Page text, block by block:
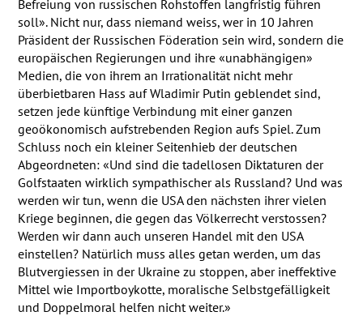
Befreiung von russischen Rohstoffen langfristig führen
soll». Nicht nur, dass niemand weiss, wer in 10 Jahren
Präsident der Russischen Föderation sein wird, sondern die
europäischen Regierungen und ihre «unabhängigen»
Medien, die von ihrem an Irrationalität nicht mehr
überbietbaren Hass auf Wladimir Putin geblendet sind,
setzen jede künftige Verbindung mit einer ganzen
geoökonomisch aufstrebenden Region aufs Spiel. Zum
Schluss noch ein kleiner Seitenhieb der deutschen
Abgeordneten: «Und sind die tadellosen Diktaturen der
Golfstaaten wirklich sympathischer als Russland? Und was
werden wir tun, wenn die USAden nächsten ihrer vielen
Kriege beginnen, die gegen das Völkerrecht verstossen?
Werden wir dann auch unseren Handel mit den USA
einstellen? Natürlich muss alles getan werden, um das
Blutvergiessen in der Ukraine zu stoppen, aber ineffektive
Mittel wie Importboykotte, moralische Selbstgefälligkeit
und Doppelmoral helfen nicht weiter.»